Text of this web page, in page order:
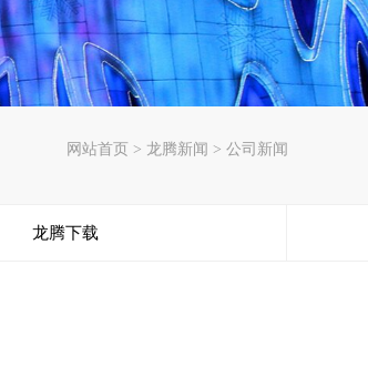
网站首页 > 龙腾新闻 > 公司新闻
龙腾下载